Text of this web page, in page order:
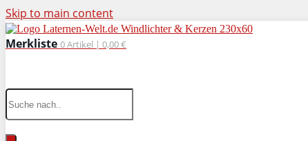
Skip to main content
Merkliste 0Artikel | 0,00 €